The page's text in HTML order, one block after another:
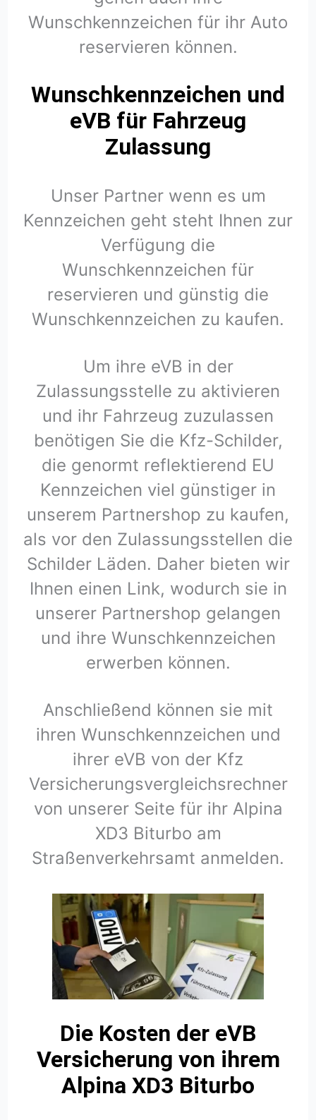
Wunschkennzeichen für ihr Auto
reservieren können.
Wunschkennzeichen und
eVB für Fahrzeug
Zulassung
Unser Partner wenn es um
Kennzeichen geht steht Ihnen zur
Verfügung die
Wunschkennzeichen für
reservieren und günstig die
Wunschkennzeichen zu kaufen.
Um ihre eVB in der
Zulassungsstelle zu aktivieren
und ihr Fahrzeug zuzulassen
benötigen Sie die Kfz-Schilder,
die genormt reflektierend EU
Kennzeichen viel günstiger in
unserem Partnershop zu kaufen,
als vor den Zulassungsstellen die
Schilder Läden. Daher bieten wir
Ihnen einen Link, wodurch sie in
unserer Partnershop gelangen
und ihre Wunschkennzeichen
erwerben können.
Anschließend können sie mit
ihren Wunschkennzeichen und
ihrer eVB von der Kfz
Versicherungsvergleichsrechner
von unserer Seite für ihr Alpina
XD3 Biturbo am
Straßenverkehrsamt anmelden.
Die Kosten der eVB
Versicherung von ihrem
Alpina XD3 Biturbo